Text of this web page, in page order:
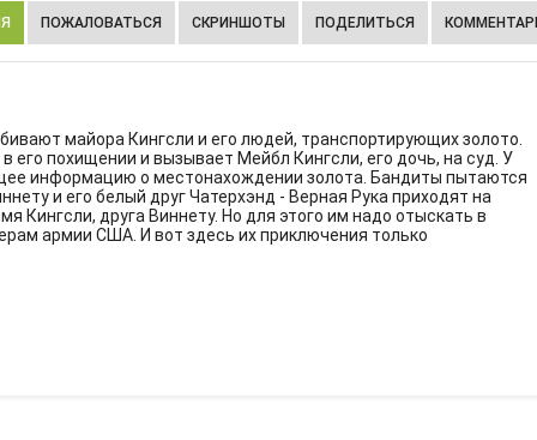
ПОЖАЛОВАТЬСЯ СКРИНШОТЫ ПОДЕЛИТЬСЯ
майора Кингсли и его людей, транспортирующих золото.
похищении и вызывает Мейбл Кингсли, его дочь, на суд. У
информацию о местонахождении золота. Бандиты пытаются
и его белый друг Чатерхэнд - Верная Рука приходят на
Кингсли, друга Виннету. Но для этого им надо отыскать в
армии США. И вот здесь их приключения только